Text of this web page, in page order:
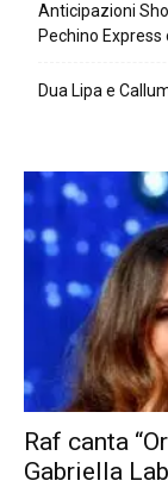
Anticipazioni
Pechino Express
Dua Lipa e
Raf canta
Gabriella